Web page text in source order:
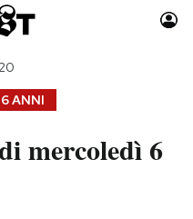
Moda
6 ANNI
mercoledì 6